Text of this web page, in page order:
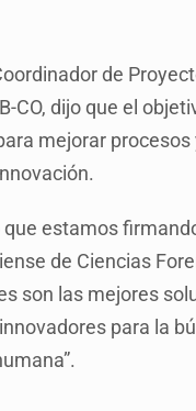
de
CO, dijo que el
mejorar
que estamos
de Ciencias
son las mejores
para la